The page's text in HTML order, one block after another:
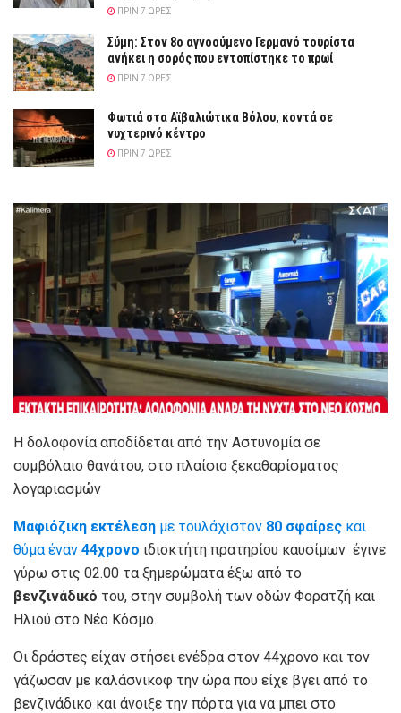
ΠΡΙΝ 7 ΏΡΕΣ
Σύμη: Στον 8ο αγνοούμενο Γερμανό τουρίστα
ανήκει η σορός που εντοπίστηκε το πρωί
ΠΡΙΝ 7 ΏΡΕΣ
Φωτιά στα Αϊβαλιώτικα Βόλου, κοντά σε
νυχτερινό κέντρο
ΠΡΙΝ 7 ΏΡΕΣ
Η δολοφονία αποδίδεται από την Αστυνομία σε
συμβόλαιο θανάτου, στο πλαίσιο ξεκαθαρίσματος
λογαριασμών
Μαφιόζικη εκτέλεση με τουλάχιστον 80 σφαίρες και
θύμα έναν 44χρονο ιδιοκτήτη πρατηρίου καυσίμων έγινε
γύρω στις 02.00 τα ξημερώματα έξω από το
βενζινάδικό του, στην συμβολή των οδών Φορατζή και
Ηλιού στο Νέο Κόσμο.
Οι δράστες είχαν στήσει ενέδρα στον 44χρονο και τον
γάζωσαν με καλάσνικοφ την ώρα που είχε βγει από το
βενζινάδικο και άνοιξε την πόρτα για να μπει στο